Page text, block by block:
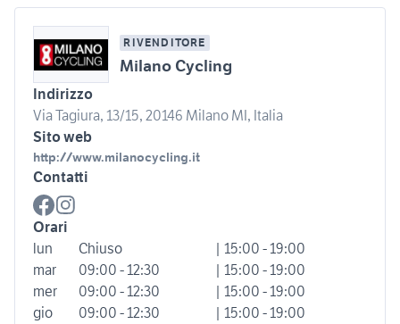
RIVENDITORE
Milano Cycling
Indirizzo
Via Tagiura, 13/15, 20146 Milano MI, Italia
Sito web
http://www.milanocycling.it
Contatti
Orari
lun
Chiuso
| 15:00 - 19:00
mar
09:00 - 12:30
| 15:00 - 19:00
mer
09:00 - 12:30
| 15:00 - 19:00
gio
09:00 - 12:30
| 15:00 - 19:00